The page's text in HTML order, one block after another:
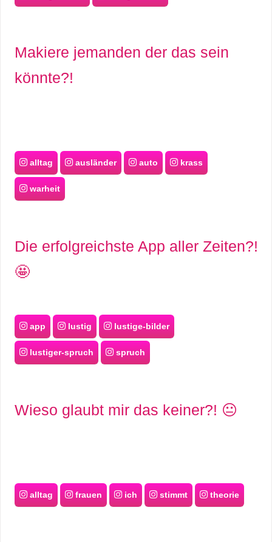
Makiere jemanden der das sein
könnte?!
alltag ausländer auto krass
warheit
Die erfolgreichste App aller Zeiten?!
🤩
app lustig lustige-bilder
lustiger-spruch spruch
Wieso glaubt mir das keiner?! 😐
alltag frauen ich stimmt theorie